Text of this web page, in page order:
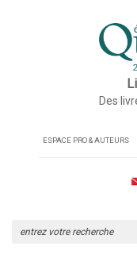
Des
ESPACE PRO & AUTEURS